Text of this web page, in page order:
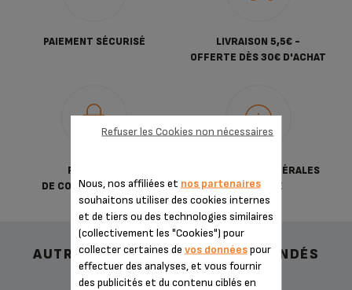
PAIEMENT SÉCURISÉ
LIVRAISON 5,5€ -
OFFERTE DÈS 30€ D'ACHAT
POLITIQUE
DE CONFIDENTIALITÉ
CONDITIONS GÉNÉRALES
DE VENTE
AUTRES ACCESSOIRES RECOMMANDÉS
Nous, nos affiliées et nos partenaires
souhaitons utiliser des cookies internes
et de tiers ou des technologies similaires
(collectivement les "Cookies") pour
collecter certaines de vos donnéespour
effectuer des analyses, et vous fournir
des publicités et du contenu ciblés en
Refuser les Cookies non nécessaires